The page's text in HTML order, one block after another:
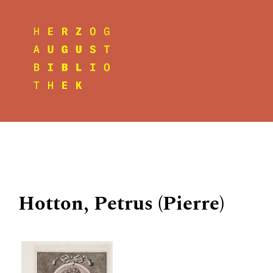
Hotton, Petrus (Pierre)